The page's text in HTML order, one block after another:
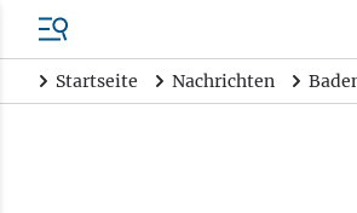
Startseite Nachrichten